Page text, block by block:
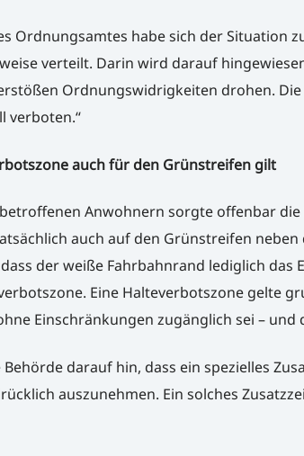
Ordnungsamtes habe sich der Situation
verteilt. Darin wird darauf
Ordnungswidrigkeiten drohen.
verboten.“
auch für den Grünstreifen gilt
Anwohnern sorgte offenbar
auch auf den Grünstreifen
der weiße Fahrbahnrand lediglich das
Eine Halteverbotszone gelte
Einschränkungen zugänglich sei – und
darauf hin, dass ein spezielles
auszunehmen. Ein solches